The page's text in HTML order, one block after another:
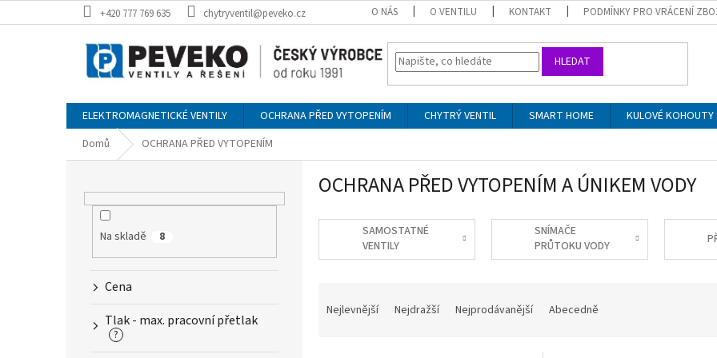
na
+420 777 769 635 chytryventil@peveko.cz O NÁS O VENTILU KONTAKT PODMÍNKY PRO VRÁCENÍ
HLEDAT
ELEKTROMAGNETICKÉ VENTILY OCHRANA PŘED VYTOPENÍM CHYTRÝ VENTIL SMART HOME KULOVÉ
Domů
OCHRANA PŘED VYTOPENÍM
Na skladě 8
Cena
Tlak - max. pracovní přetlak
?
OCHRANA PŘED VYTOPENÍM A ÚNIKEM VODY
SAMOSTATNÉ
VENTILY
SNÍMAČE
PRŮTOKU VODY
Nejlevnější Nejdražší Nejprodávanější Abecedně